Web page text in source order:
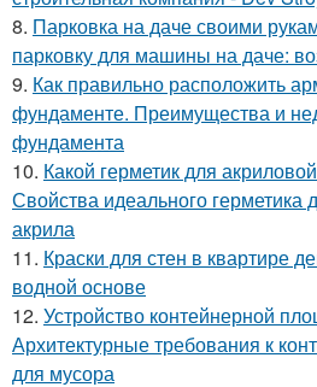
8. Парковка на даче своими
парковку для машины на даче:
9. Как правильно расположить
фундаменте. Преимущества и
фундамента
10. Какой герметик для
Свойства идеального герметика
акрила
11. Краски для стен в квартире
водной основе
12. Устройство контейнерной
Архитектурные требования к
для мусора